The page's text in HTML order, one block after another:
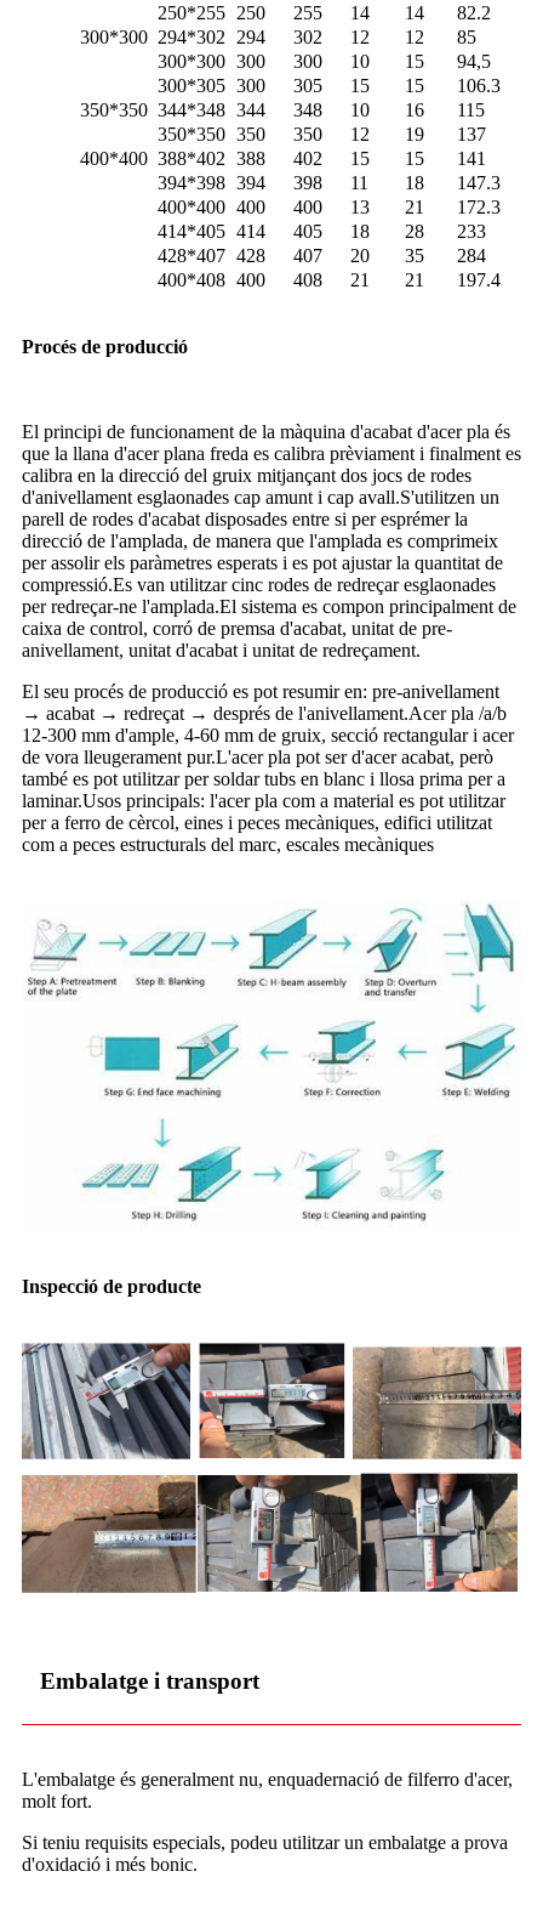
250*255 250 255 14 14
82.2
300*300 294*302 294 302 12 12
85
300*300 300 300 10 15
94,5
300*305 300 305 15 15
106.3
350*350 344*348 344 348 10 16
115
350*350 350 350 12 19
137
400*400 388*402 388 402 15 15
141
394*398 394 398 11 18
147.3
400*400 400 400 13 21
172.3
414*405 414 405 18 28
233
428*407 428 407 20 35
284
400*408 400 408 21 21 197.4
Procés de producció
El principi de funcionament de la màquina d'acabat d'acer pla és
que la llana d'acer plana freda es calibra prèviament i finalment es
calibra en la direcció del gruix mitjançant dos jocs de rodes
d'anivellament esglaonades cap amunt i cap avall.S'utilitzen un
parell de rodes d'acabat disposades entre si per esprémer la
direcció de l'amplada, de manera que l'amplada es comprimeix
per assolir els paràmetres esperats i es pot ajustar la quantitat de
compressió.Es van utilitzar cinc rodes de redreçar esglaonades
per redreçar-ne l'amplada.El sistema es compon principalment de
caixa de control, corró de premsa d'acabat, unitat de pre-
anivellament, unitat d'acabat i unitat de redreçament.
El seu procés de producció es pot resumir en: pre-anivellament
→ acabat → redreçat → després de l'anivellament.Acer pla /a/b
12-300 mm d'ample, 4-60 mm de gruix, secció rectangular i acer
de vora lleugerament pur.L'acer pla pot ser d'acer acabat, però
també es pot utilitzar per soldar tubs en blanc i llosa prima per a
laminar.Usos principals: l'acer pla com a material es pot utilitzar
per a ferro de cèrcol, eines i peces mecàniques, edifici utilitzat
com a peces estructurals del marc, escales mecàniques
Inspecció de producte
Embalatge i transport
L'embalatge és generalment nu, enquadernació de filferro d'acer,
molt fort.
Si teniu requisits especials, podeu utilitzar un embalatge a prova
d'oxidació i més bonic.